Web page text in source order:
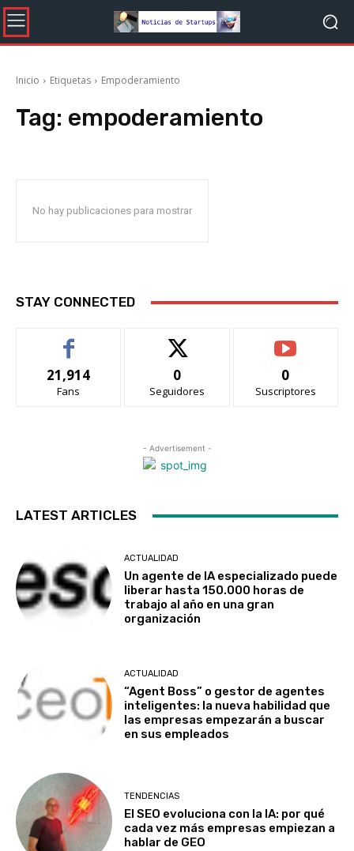
Inicio Etiquetas Empoderamiento
Tag: empoderamiento
No hay publicaciones para mostrar
STAY CONNECTED
21,914
Fans
0
Seguidores
0
Suscriptores
- Advertisement -
LATEST ARTICLES
ACTUALIDAD
Un agente de IA especializado puede
liberar hasta 150.000 horas de
trabajo al año en una gran
organización
ACTUALIDAD
“Agent Boss” o gestor de agentes
inteligentes: la nueva habilidad que
las empresas empezarán a buscar
en sus empleados
TENDENCIAS
El SEO evoluciona con la IA: por qué
cada vez más empresas empiezan a
hablar de GEO